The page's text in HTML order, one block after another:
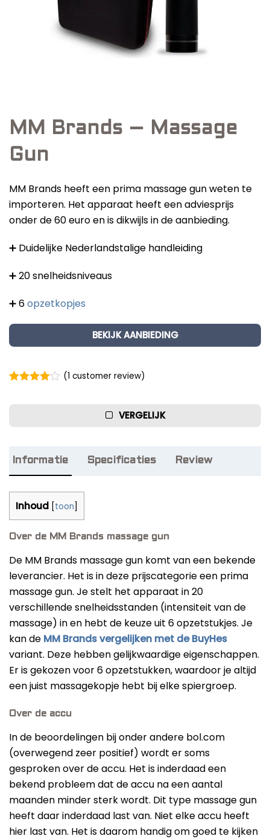
Beste Professionele Massage Pistolen
Massagerr
MUSCQLER
Sanbo
Theragun
Massagetypes
Technologie
MM Brands – Massage
Gun
MM Brands heeft een prima massage gun weten te
importeren. Het apparaat heeft een adviesprijs
onder de 60 euro en is dikwijls in de aanbieding.
➕ Duidelijke Nederlandstalige handleiding
➕ 20 snelheidsniveaus
➕ 6opzetkopjes
BEKIJK AANBIEDING
(1 customer review)
VERGELIJK
Informatie Specificaties Review
Inhoud [toon]
Over de MM Brands massage gun
De MM Brands massage gun komt van een bekende
leverancier. Het is in deze prijscategorie een prima
massage gun. Je stelt het apparaat in 20
verschillende snelheidsstanden (intensiteit van de
massage) in en hebt de keuze uit 6 opzetstukjes. Je
kan de MM Brands vergelijken met de BuyHes
variant. Deze hebben gelijkwaardige eigenschappen.
Er is gekozen voor 6 opzetstukken, waardoor je altijd
een juist massagekopje hebt bij elke spiergroep.
Over de accu
In de beoordelingen bij onder andere bol.com
(overwegend zeer positief) wordt er soms
gesproken over de accu. Het is inderdaad een
bekend probleem dat de accu na een aantal
maanden minder sterk wordt. Dit type massage gun
heeft daar inderdaad last van. Niet elke accu heeft
hier last van. Het is daarom handig om goed te kijken
Donnerberg nekmassageapparaat
shiatsu: review en onze mening
Toplijst
Onze favorieten